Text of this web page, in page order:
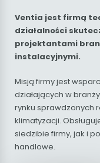
Ventia jest firmą
działalności
projektantami
instalacyjnymi.
Misją firmy jest
działających w
rynku sprawdzonych
klimatyzacji.
siedzibie firmy, jak i
handlowe.